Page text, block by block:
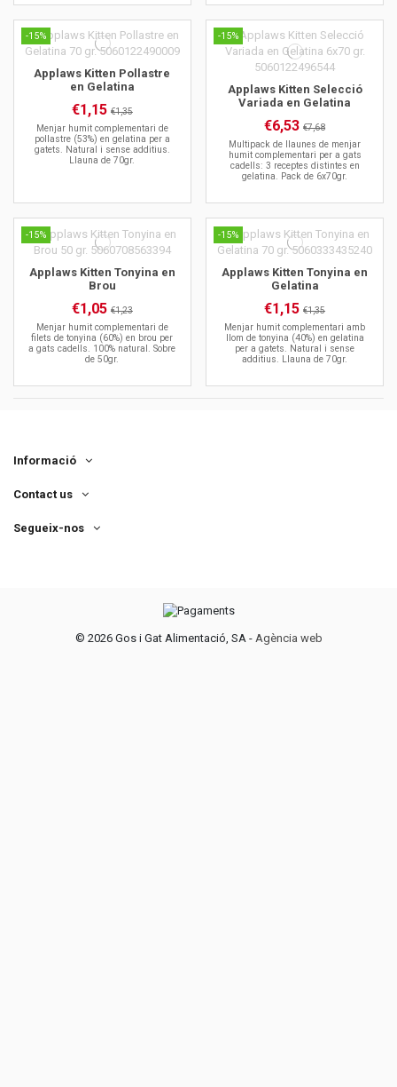
-15%
Applaws Kitten Pollastre
en Gelatina
€1,15 €1,35
Menjar humit complementari de
pollastre (53%) en gelatina per a
gatets. Natural i sense additius.
Llauna de 70gr.
-15%
Applaws Kitten Selecció
Variada en Gelatina
€6,53€7,68
Multipack de llaunes de menjar
humit complementari per a gats
cadells: 3 receptes distintes en
gelatina. Pack de 6x70gr.
-15%
Applaws Kitten Tonyina en
Brou
€1,05 €1,23
Menjar humit complementari de
filets de tonyina (60%) en brou per
a gats cadells. 100% natural. Sobre
de 50gr.
-15%
Applaws Kitten Tonyina en
Gelatina
€1,15€1,35
Menjar humit complementari amb
llom de tonyina (40%) en gelatina
per a gatets. Natural i sense
additius. Llauna de 70gr.
Informació
Contact us
Segueix-nos
© 2026 Gos i Gat Alimentació, SA - Agència web